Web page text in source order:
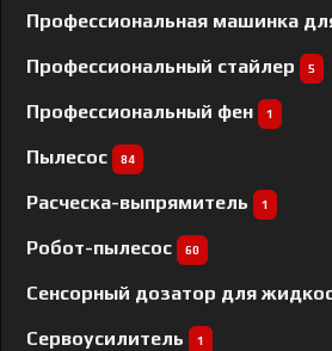
Профессиональная машинка
Профессиональный cтайлер 5
Профессиональный фен 1
Пылесос 84
Расческа-выпрямитель 1
Робот-пылесос 60
Сенсорный дозатор для
Сервоусилитель 1